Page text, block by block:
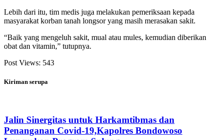
Lebih dari itu, tim medis juga melakukan pemeriksaan kepada
masyarakat korban tanah longsor yang masih merasakan sakit.
“Baik yang mengeluh sakit, mual atau mules, kemudian diberikan
obat dan vitamin,” tutupnya.
Post Views: 543
Kiriman serupa
Jalin Sinergitas untuk Harkamtibmas dan
Penanganan Covid-19,Kapolres Bondowoso